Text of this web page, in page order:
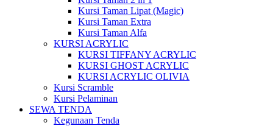
Kursi Taman Lipat (Magic)
Kursi Taman Extra
Kursi Taman Alfa
KURSI ACRYLIC
KURSI TIFFANY ACRYLIC
KURSI GHOST ACRYLIC
KURSI ACRYLIC OLIVIA
Kursi Scramble
Kursi Pelaminan
SEWA TENDA
Kegunaan Tenda